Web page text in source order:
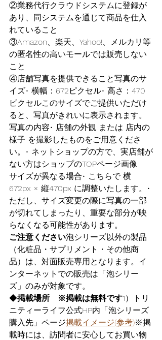
②業務代行クラウドシステムに登録が
あり、同システムを通じて商品を仕入
れていること
③Amazon、楽天、Yahoo!、メルカリ等
の匿名性の高いモールでは販売しない
こと
④店舗写真を提供できること写真のサ
イズ• 横幅：672ピクセル• 高さ：470
ピクセルこのサイズでご提供いただけ
ると、写真がきれいに表示されます。
写真の内容• 店舗の外観 または 店内の
様子 を撮影したものをご用意くださ
い。• ネットショップの方で、実店舗が
ない方はショップのTOPページ画像
サイズが異なる場合• こちらで 横
672px × 縦470px に調整いたします。•
ただし、サイズ変更の際に写真の一部
が切れてしまったり、重要な部分が映
らなくなる可能性があります。
ご注意ください泡シリーズ以外の製品
（化粧品・サプリメント・その他商
品）は、対面販売専用となります。イ
ンターネットでの販売は「泡シリー
ズ」のみが対象です。
◆掲載場所　※掲載は無料です1）トリ
ニティーライフ公式HP内「泡シリーズ
購入先」ページ掲載イメージ(参考)※掲
載時には、訪問者に安心してお買い物